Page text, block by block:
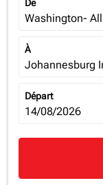
De
Washington-
À
Johannesburg
Départ
fc-booking-
14/08/2026